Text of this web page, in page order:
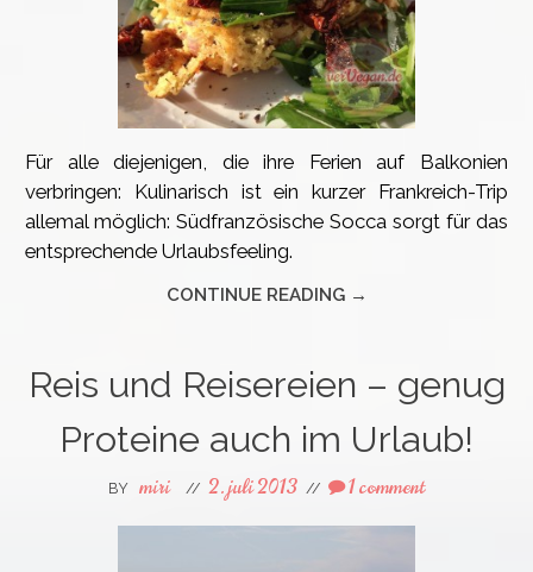
Für alle diejenigen, die ihre Ferien auf Balkonien
verbringen: Kulinarisch ist ein kurzer Frankreich-Trip
allemal möglich: Südfranzösische Socca sorgt für das
entsprechende Urlaubsfeeling.
CONTINUE READING →
Reis und Reisereien – genug
Proteine auch im Urlaub!
BY miri // 2. juli 2013 // 1 comment